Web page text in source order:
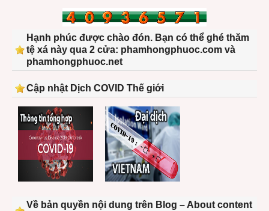
Hạnh phúc được chào đón. Bạn có thể ghé thăm
tệ xá này qua 2 cửa: phamhongphuoc.com và
phamhongphuoc.net
Cập nhật Dịch COVID Thế giới
Về bản quyền nội dung trên Blog – About content